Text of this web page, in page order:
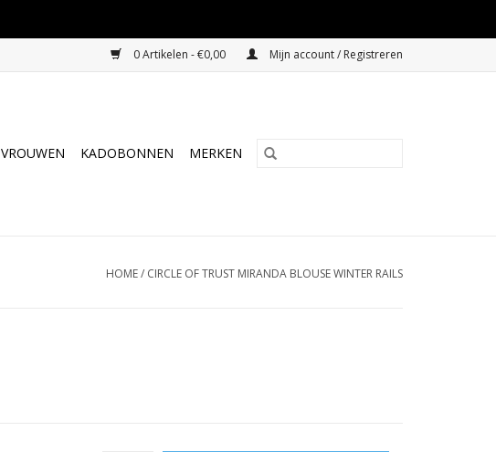
0 Artikelen - €0,00 Mijn account / Registreren
VROUWEN KADOBONNEN MERKEN
HOME/ CIRCLE OF TRUST MIRANDA BLOUSE WINTER RAILS